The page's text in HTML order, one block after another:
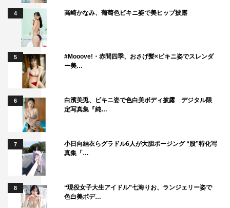
4 高崎かなみ、葡萄色ビキニ姿で美ヒップ披露
5
#Mooove!・赤間四季、おさげ髪×ビキニ姿でスレンダ
ー美…
6
白濱美兎、ビキニ姿で色白美ボディ披露 デジタル限
定写真集『純…
7
小日向結衣らグラドル6人が大胆ポージング “股”特化写
真集「…
8
“現役女子大生アイドル”七海りお、ランジェリー姿で
色白美ボデ…